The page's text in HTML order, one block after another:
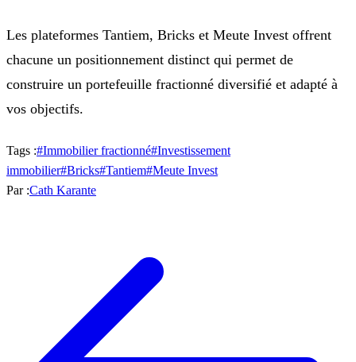
Les plateformes Tantiem, Bricks et Meute Invest offrent
chacune un positionnement distinct qui permet de
construire un portefeuille fractionné diversifié et adapté à
vos objectifs.
Tags :#Immobilier fractionné#Investissement
immobilier#Bricks#Tantiem#Meute Invest
Par :Cath Karante